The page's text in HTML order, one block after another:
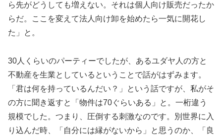
ら先がどうしても増えない。それは個人向け販売だったか
らだ。ここを変えて法人向け卸を始めたら一気に開花し
た」と。
30人くらいのパーティーでしたが、あるユダヤ人の方と
不動産を生業としているということで話がはずみます。
「君は何を持っているんだい？」という話ですが、私がそ
の方に聞き返すと「物件は70ぐらいある」と。一桁違う
規模でした。つまり、圧倒する刺激なのです。別世界に入
り込んだ時、「自分には縁がないから」と思うのか、「良